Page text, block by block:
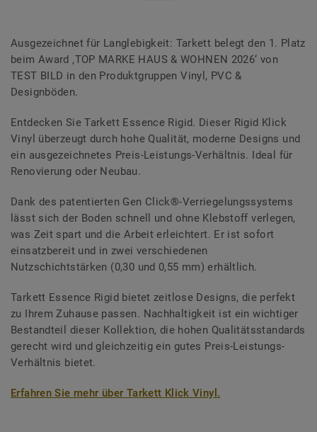
Ausgezeichnet für Langlebigkeit: Tarkett belegt den 1. Platz
beim Award ‚TOP MARKE HAUS & WOHNEN 2026‘ von
TEST BILD in den Produktgruppen Vinyl, PVC &
Designböden.
Entdecken Sie Tarkett Essence Rigid. Dieser Rigid Klick
Vinyl überzeugt durch hohe Qualität, moderne Designs und
ein ausgezeichnetes Preis-Leistungs-Verhältnis. Ideal für
Renovierung oder Neubau.
Dank des patentierten Gen Click®-Verriegelungssystems
lässt sich der Boden schnell und ohne Klebstoff verlegen,
was Zeit spart und die Arbeit erleichtert. Er ist sofort
einsatzbereit und in zwei verschiedenen
Nutzschichtstärken (0,30 und 0,55 mm) erhältlich.
Tarkett Essence Rigid bietet zeitlose Designs, die perfekt
zu Ihrem Zuhause passen. Nachhaltigkeit ist ein wichtiger
Bestandteil dieser Kollektion, die hohen Qualitätsstandards
gerecht wird und gleichzeitig ein gutes Preis-Leistungs-
Verhältnis bietet.
Erfahren Sie mehr über Tarkett Klick Vinyl.